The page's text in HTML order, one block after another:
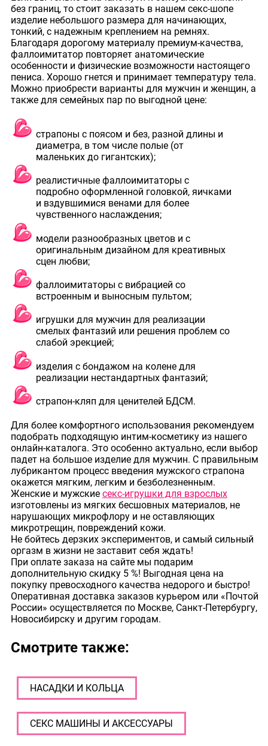
без границ, то стоит заказать в нашем секс-шопе
изделие небольшого размера для начинающих,
тонкий, с надежным креплением на ремнях.
Благодаря дорогому материалу премиум-качества,
фаллоимитатор повторяет анатомические
особенности и физические возможности настоящего
пениса. Хорошо гнется и принимает температуру тела.
Можно приобрести варианты для мужчин и женщин, а
также для семейных пар по выгодной цене:
страпоны с поясом и без, разной длины и
диаметра, в том числе полые (от
маленьких до гигантских);
реалистичные фаллоимитаторы с
подробно оформленной головкой, яичками
и вздувшимися венами для более
чувственного наслаждения;
модели разнообразных цветов и с
оригинальным дизайном для креативных
сцен любви;
фаллоимитаторы с вибрацией со
встроенным и выносным пультом;
игрушки для мужчин для реализации
смелых фантазий или решения проблем со
слабой эрекцией;
изделия с бондажом на колене для
реализации нестандартных фантазий;
страпон-кляп для ценителей БДСМ.
Для более комфортного использования рекомендуем
подобрать подходящую интим-косметику из нашего
онлайн-каталога. Это особенно актуально, если выбор
падет на большое изделие для мужчин. С правильным
лубрикантом процесс введения мужского страпона
окажется мягким, легким и безболезненным.
Женские и мужские секс-игрушки для взрослых
изготовлены из мягких бесшовных материалов, не
нарушающих микрофлору и не оставляющих
микротрещин, повреждений кожи.
Не бойтесь дерзких экспериментов, и самый сильный
оргазм в жизни не заставит себя ждать!
При оплате заказа на сайте мы подарим
дополнительную скидку 5 %! Выгодная цена на
покупку превосходного качества недорого и быстро!
Оперативная доставка заказов курьером или «Почтой
России» осуществляется по Москве, Санкт-Петербургу,
Новосибирску и другим городам.
Смотрите также:
НАСАДКИ И КОЛЬЦА
СЕКС МАШИНЫ И АКСЕССУАРЫ